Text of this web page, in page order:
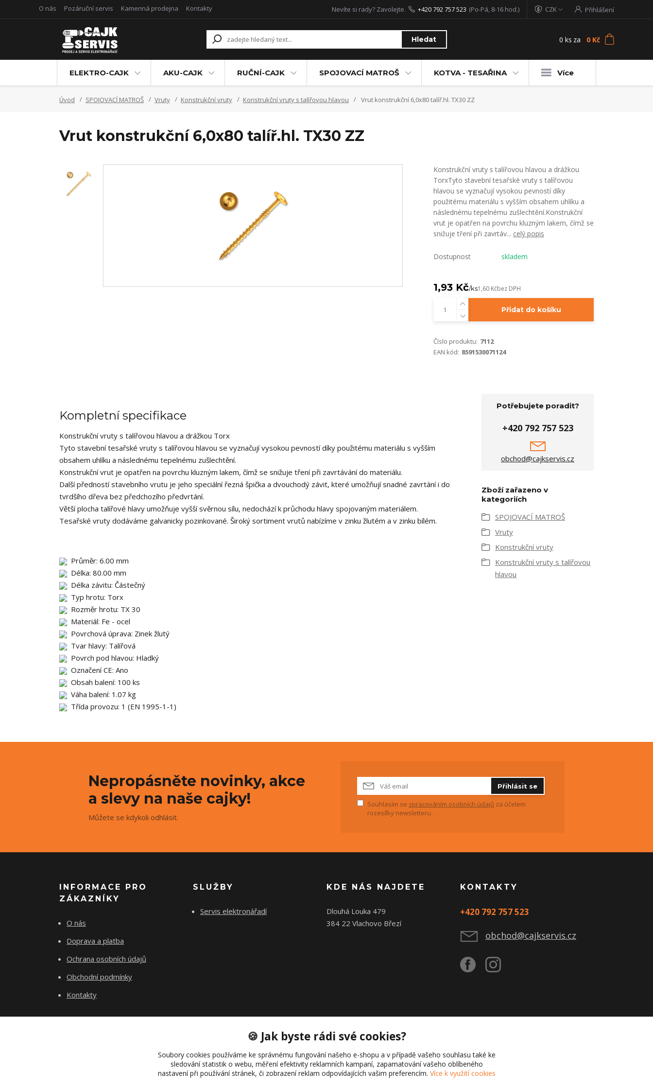
O nás Pozáruční servis Kamenná prodejna Kontakty CZK Přihlášení
Hledat
Nevíte si rady? Zavolejte. +420 792 757 523 (Po-Pá, 8-16 hod.)
0 ks za 0 Kč
ELEKTRO-CAJK AKU-CAJK RUČNÍ-CAJK SPOJOVACÍ MATROŠ KOTVA - TESAŘINA Více
Úvod SPOJOVACÍ MATROŠ Vruty Konstrukční vruty Konstrukční vruty s talířovou hlavou Vrut konstrukční 6,0x80 talíř.hl. TX30 ZZ
Vrut konstrukční 6,0x80 talíř.hl. TX30 ZZ
Konstrukční vruty s talířovou hlavou a drážkou
TorxTyto stavební tesařské vruty s talířovou
hlavou se vyznačují vysokou pevností díky
použitému materiálu s vyšším obsahem uhlíku a
následnému tepelnému zušlechtění.Konstrukční
vrut je opatřen na povrchu kluzným lakem, čímž se
snižuje tření při zavrtáv... celý popis
Dostupnost skladem
1,93 Kč/ks1,60 Kčbez DPH
Přidat do košíku
Číslo produktu: 7112
EAN kód: 8591530071124
Kompletní specifikace
Konstrukční vruty s talířovou hlavou a drážkou Torx
Tyto stavební tesařské vruty s talířovou hlavou se vyznačují vysokou pevností díky použitému materiálu s vyšším
obsahem uhlíku a následnému tepelnému zušlechtění.
Konstrukční vrut je opatřen na povrchu kluzným lakem, čímž se snižuje tření při zavrtávání do materiálu.
Další předností stavebního vrutu je jeho speciální řezná špička a dvouchodý závit, které umožňují snadné zavrtání i do
tvrdšího dřeva bez předchozího předvrtání.
Větší plocha talířové hlavy umožňuje vyšší svěrnou sílu, nedochází k průchodu hlavy spojovaným materiálem.
Tesařské vruty dodáváme galvanicky pozinkované. Široký sortiment vrutů nabízíme v zinku žlutém a v zinku bílém.
Průměr: 6.00 mm
Délka: 80.00 mm
Délka závitu: Částečný
Typ hrotu: Torx
Rozměr hrotu: TX 30
Materiál: Fe - ocel
Povrchová úprava: Zinek žlutý
Tvar hlavy: Talířová
Povrch pod hlavou: Hladký
Označení CE: Ano
Obsah balení: 100 ks
Váha balení: 1.07 kg
Třída provozu: 1 (EN 1995-1-1)
Potřebujete poradit?
+420 792 757 523
obchod@cajkservis.cz
Zboží zařazeno v
kategoriích
SPOJOVACÍ MATROŠ
Vruty
Konstrukční vruty
Konstrukční vruty s talířovou
hlavou
Nepropásněte novinky, akce
a slevy na naše cajky!
Můžete se kdykoli odhlásit.
Přihlásit se
Souhlasím se zpracováním osobních údajů za účelem
rozesílky newsletteru.
INFORMACE PRO
ZÁKAZNÍKY
O nás
Doprava a platba
Ochrana osobních údajů
Obchodní podmínky
Kontakty
SLUŽBY
Servis elektronářadí
KDE NÁS NAJDETE
Dlouhá Louka 479
384 22 Vlachovo Březí
KONTAKTY
+420 792 757 523
obchod@cajkservis.cz
Copyright © 2021 Cajk servis Profortel
🍪 Jak byste rádi své cookies?
Soubory cookies používáme ke správnému fungování našeho e-shopu a v případě vašeho souhlasu také ke
sledování statistik o webu, měření efektivity reklamních kampaní, zapamatování vašeho oblíbeného
nastavení při používání stránek, či zobrazení reklam odpovídajících vašim preferencím. Více k využití cookies